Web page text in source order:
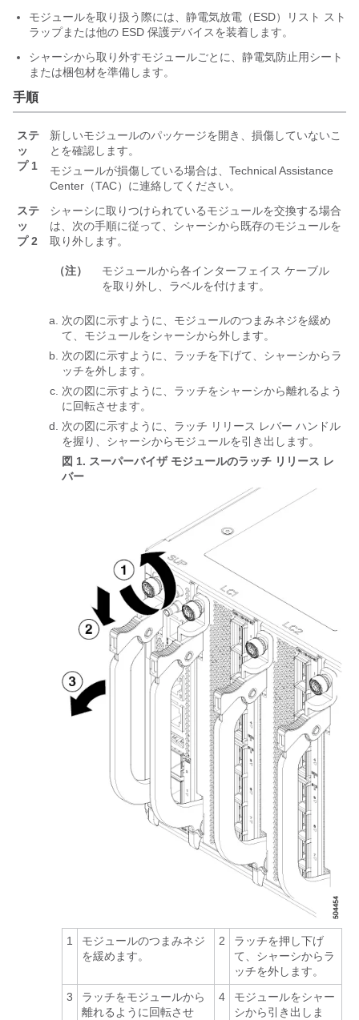
モジュールを取り扱う際には、静電気放電（ESD）リスト スト
ラップまたは他の ESD 保護デバイスを装着します。
シャーシから取り外すモジュールごとに、静電気防止用シート
または梱包材を準備します。
手順
ステ
ッ
プ 1
新しいモジュールのパッケージを開き、損傷していないこ
とを確認します。
モジュールが損傷している場合は、Technical Assistance
Center（TAC）に連絡してください。
ステ
ッ
プ 2
シャーシに取りつけられているモジュールを交換する場合
は、次の手順に従って、シャーシから既存のモジュールを
取り外します。
（注）
モジュールから各インターフェイス ケーブル
を取り外し、ラベルを付けます。
次の図に示すように、モジュールのつまみネジを緩め
て、モジュールをシャーシから外します。
次の図に示すように、ラッチを下げて、シャーシからラ
ッチを外します。
次の図に示すように、ラッチをシャーシから離れるよう
に回転させます。
次の図に示すように、ラッチ リリース レバー ハンドル
を握り、シャーシからモジュールを引き出します。
図 1. スーパーバイザ モジュールのラッチ リリース レ
バー
1
モジュールのつまみネジ
を緩めます。
2
ラッチを押し下げ
て、シャーシからラ
ッチを外します。
3
ラッチをモジュールから
離れるように回転させ
4
モジュールをシャー
シから引き出しま